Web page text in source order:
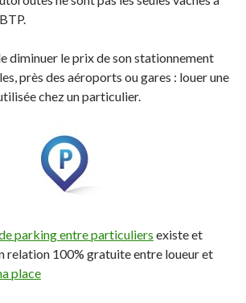
diminuer le prix de son stationnement
près des aéroports ou gares : louer une
chez un particulier.
parking entre particuliers existe et
relation 100% gratuite entre loueur et
place